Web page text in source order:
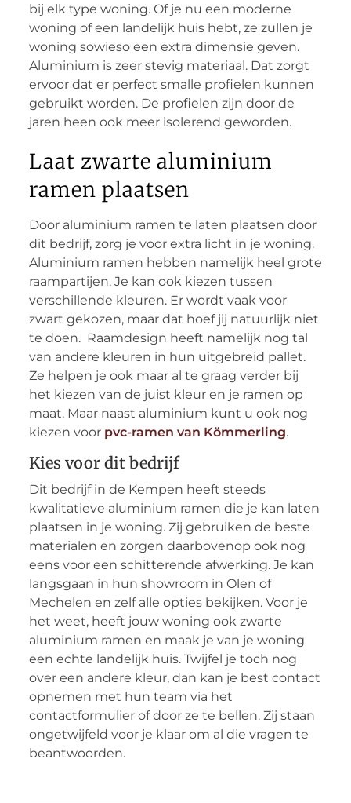
bij elk type woning. Of je nu een moderne
woning of een landelijk huis hebt, ze zullen je
woning sowieso een extra dimensie geven.
Aluminium is zeer stevig materiaal. Dat zorgt
ervoor dat er perfect smalle profielen kunnen
gebruikt worden. De profielen zijn door de
jaren heen ook meer isolerend geworden.
Laat zwarte aluminium
ramen plaatsen
Door aluminium ramen te laten plaatsen door
dit bedrijf, zorg je voor extra licht in je woning.
Aluminium ramen hebben namelijk heel grote
raampartijen. Je kan ook kiezen tussen
verschillende kleuren. Er wordt vaak voor
zwart gekozen, maar dat hoef jij natuurlijk niet
te doen. Raamdesign heeft namelijk nog tal
van andere kleuren in hun uitgebreid pallet.
Ze helpen je ook maar al te graag verder bij
het kiezen van de juist kleur en je ramen op
maat. Maar naast aluminium kunt u ook nog
kiezen voor pvc-ramen van Kömmerling.
Kies voor dit bedrijf
Dit bedrijf in de Kempen heeft steeds
kwalitatieve aluminium ramen die je kan laten
plaatsen in je woning. Zij gebruiken de beste
materialen en zorgen daarbovenop ook nog
eens voor een schitterende afwerking. Je kan
langsgaan in hun showroom in Olen of
Mechelen en zelf alle opties bekijken. Voor je
het weet, heeft jouw woning ook zwarte
aluminium ramen en maak je van je woning
een echte landelijk huis. Twijfel je toch nog
over een andere kleur, dan kan je best contact
opnemen met hun team via het
contactformulier of door ze te bellen. Zij staan
ongetwijfeld voor je klaar om al die vragen te
beantwoorden.